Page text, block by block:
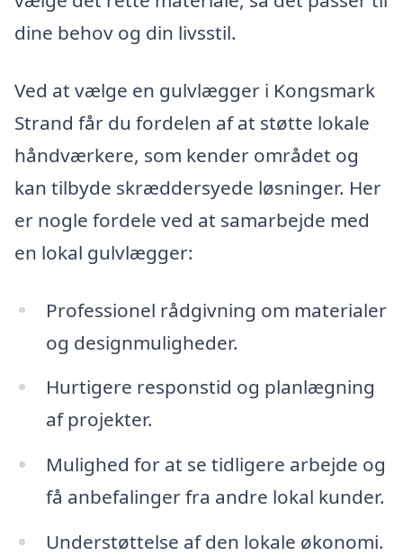
dine behov og din livsstil.
Ved at vælge en gulvlægger i Kongsmark
Strand får du fordelen af at støtte lokale
håndværkere, som kender området og
kan tilbyde skræddersyede løsninger. Her
er nogle fordele ved at samarbejde med
en lokal gulvlægger:
Professionel rådgivning om materialer
og designmuligheder.
Hurtigere responstid og planlægning
af projekter.
Mulighed for at se tidligere arbejde og
få anbefalinger fra andre lokal kunder.
Understøttelse af den lokale økonomi.